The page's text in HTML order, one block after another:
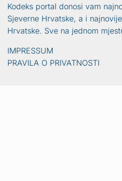
Kodeks portal donosi vam
Sjeverne Hrvatske, a i
Hrvatske. Sve na jednom
IMPRESSUM
PRAVILA O PRIVATNOSTI